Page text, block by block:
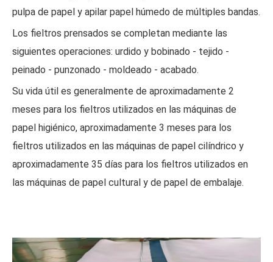
pulpa de papel y apilar papel húmedo de múltiples bandas.
Los fieltros prensados ​​se completan mediante las
siguientes operaciones: urdido y bobinado - tejido -
peinado - punzonado - moldeado - acabado.
Su vida útil es generalmente de aproximadamente 2
meses para los fieltros utilizados en las máquinas de
papel higiénico, aproximadamente 3 meses para los
fieltros utilizados en las máquinas de papel cilíndrico y
aproximadamente 35 días para los fieltros utilizados en
las máquinas de papel cultural y de papel de embalaje.